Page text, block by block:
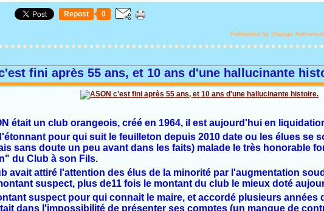
Repost 0
Published by Orange
fini après 55 ans, et 10 ans d'une hallucinante
était un club orangeois, créé en 1964, il est aujourd'hui en
pour qui suit le feuilleton depuis 2010 date ou les élues se
sans doute un peu avant dans les faits) malade le très honorable
du Club à son Fils.
avait attiré l'attention des élus de la minorité par l'augmentation
suspect, plus de11 fois le montant du club le mieux doté
suspect pour qui connait le maire, et accordé plusieurs années
dans l'impossibilité de présenter ses comptes (un manque de